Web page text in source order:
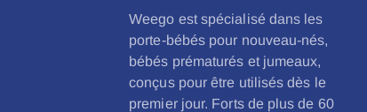
Weego est spécialisé dans les
porte-bébés pour nouveau-nés,
bébés prématurés et jumeaux,
conçus pour être utilisés dès le
premier jour. Forts de plus de 60